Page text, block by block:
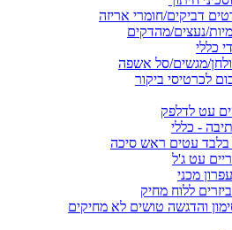
דביקים/חומרי אריזה
נעצים/מהדקים
כללי
מגשים/סל אשפה
לכרטיסי ביקור
עט לדלפק
- כללי
עטים ראש סיכה
עט ג'ל
מכני
ללוח מחיק
והדגשה טושים לא מחיקים